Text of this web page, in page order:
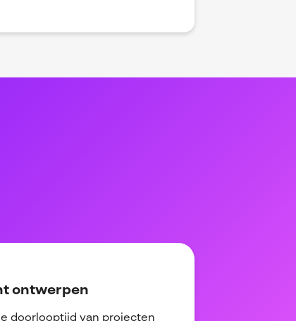
ontwerpen
doorlooptijd van projecten